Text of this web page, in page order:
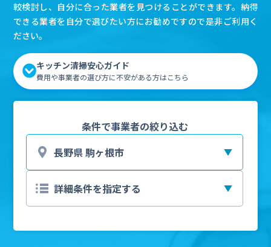
較検討し、自分に合った業者を見つけることができます。納得
できる業者を自分で選びたい方にお勧めですので是非ご利用く
ださい。
キッチン清掃安心ガイド
費用や事業者の選び方に不安がある方はこちら
条件で事業者の絞り込む